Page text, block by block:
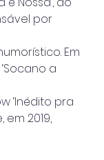
por
Em
a
‘Inédito pra
em 2019,